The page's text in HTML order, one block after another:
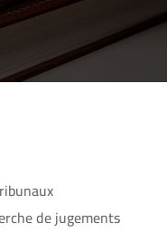
de jugements